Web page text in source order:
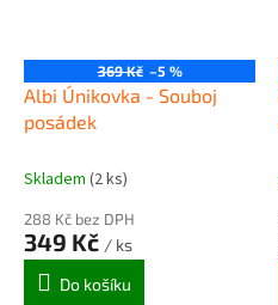
369 Kč –5 %
Albi Únikovka - Souboj
posádek
Skladem (2 ks)
288 Kč bez DPH
349 Kč / ks
Do košíku